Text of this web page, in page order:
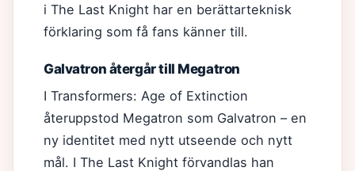
i The Last Knight har en berättarteknisk
förklaring som få fans känner till.
Galvatron återgår till Megatron
I Transformers: Age of Extinction
återuppstod Megatron som Galvatron – en
ny identitet med nytt utseende och nytt
mål. I The Last Knight förvandlas han